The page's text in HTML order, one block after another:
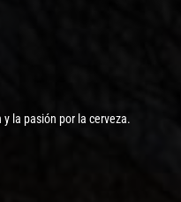
la pasión por la cerveza.